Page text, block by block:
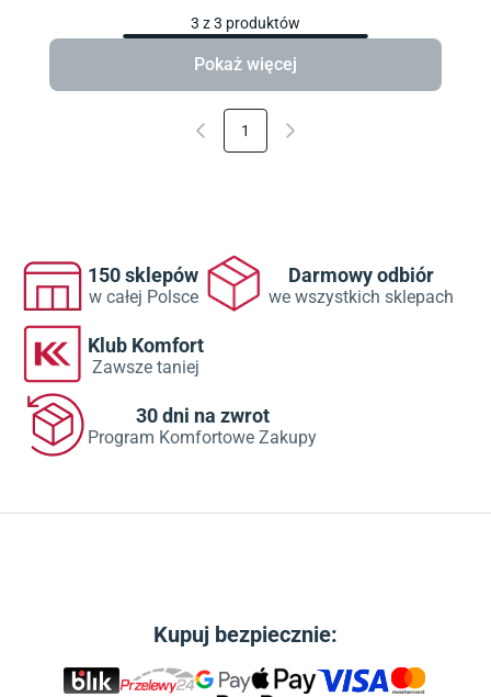
3 z3 produktów
Pokaż więcej
1
150 sklepów
w całej Polsce
Darmowy odbiór
we wszystkich sklepach
Klub Komfort
Zawsze taniej
30 dni na zwrot
Program Komfortowe Zakupy
Kupuj bezpiecznie: